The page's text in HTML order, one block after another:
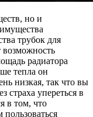
но и
трубок для
возможность
радиатора
тепла он
низкая, так что вы
страха упереться в
в том, что